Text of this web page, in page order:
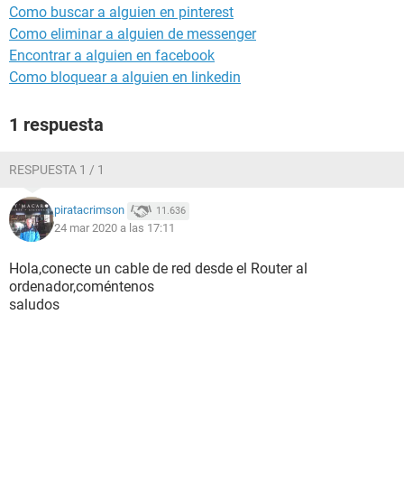
Como buscar a alguien en pinterest
Como eliminar a alguien de messenger
Encontrar a alguien en facebook
Como bloquear a alguien en linkedin
1 respuesta
RESPUESTA 1 / 1
piratacrimson 11.636
24 mar 2020 a las 17:11
Hola,conecte un cable de red desde el Router al
ordenador,coméntenos
saludos